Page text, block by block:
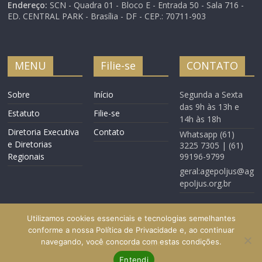
Endereço: SCN - Quadra 01 - Bloco E - Entrada 50 - Sala 716 -
ED. CENTRAL PARK - Brasília - DF - CEP.: 70711-903
MENU
Sobre
Estatuto
Diretoria Executiva
e Diretorias
Regionais
Filie-se
Início
Filie-se
Contato
CONTATO
Segunda a Sexta
das 9h às 13h e
14h às 18h
Whatsapp (61)
3225 7305 | (61)
99196-9799
geral:agepoljus@ag
epoljus.org.br
Início Filie-se Contato
Utilizamos cookies essenciais e tecnologias semelhantes
conforme a nossa Política de Privacidade e, ao continuar
navegando, você concorda com estas condições.
Entendi